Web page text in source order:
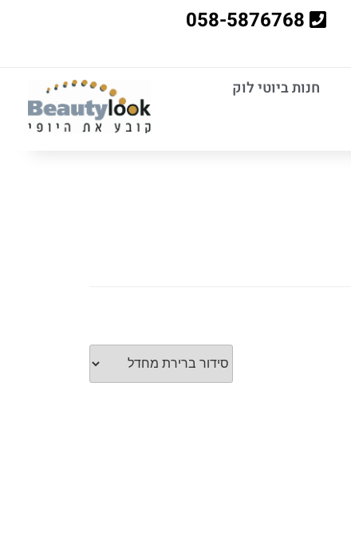
058-5876768
חנות ביוטי לוק